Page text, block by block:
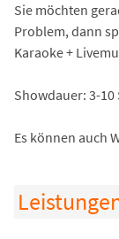
Sie möchten
Problem, dann
Karaoke +
Showdauer: 3-
Es können auch